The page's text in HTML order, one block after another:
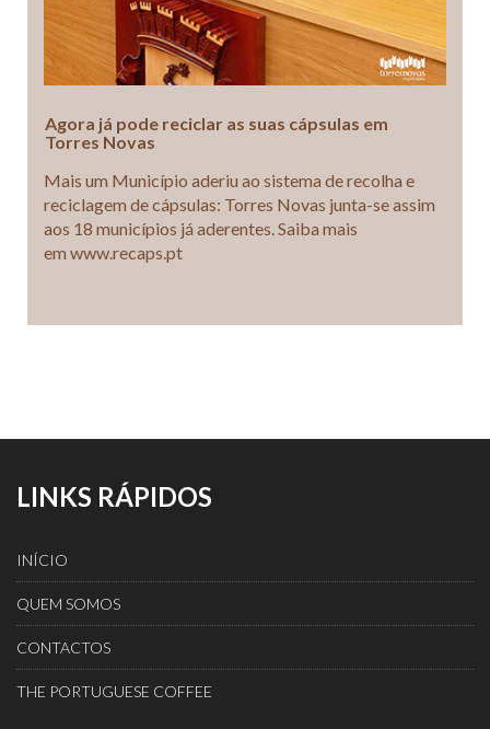
Agora já pode reciclar as suas cápsulas em
Torres Novas
Mais um Município aderiu ao sistema de recolha e
reciclagem de cápsulas: Torres Novas junta-se assim
aos 18 municípios já aderentes. Saiba mais
em www.recaps.pt
LINKS RÁPIDOS
INÍCIO
QUEM SOMOS
CONTACTOS
THE PORTUGUESE COFFEE